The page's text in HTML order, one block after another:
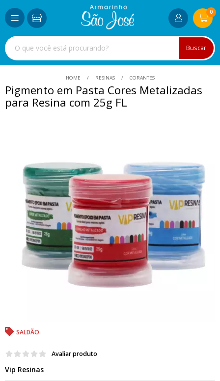
Buscar
0
HOME RESINAS CORANTES
Pigmento em Pasta Cores Metalizadas
para Resina com 25g FL
SALDÃO
Avaliar produto
Vip Resinas